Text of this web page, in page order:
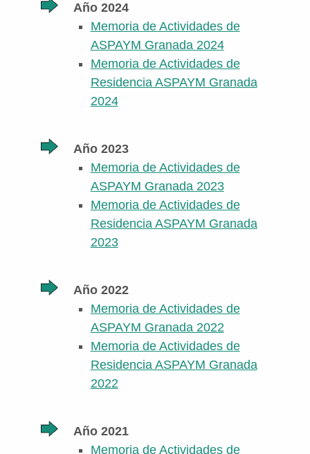
Año 2024
Memoria de Actividades de
ASPAYM Granada 2024
Memoria de Actividades de
Residencia ASPAYM Granada
2024
Año 2023
Memoria de Actividades de
ASPAYM Granada 2023
Memoria de Actividades de
Residencia ASPAYM Granada
2023
Año 2022
Memoria de Actividades de
ASPAYM Granada 2022
Memoria de Actividades de
Residencia ASPAYM Granada
2022
Año 2021
Memoria de Actividades de